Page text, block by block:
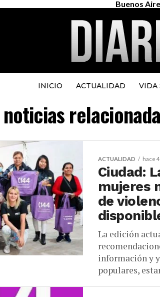
Buenos
INICIO ACTUALIDAD VIDA
noticias
ACTUALIDAD hace
Ciudad:
mujeres
de
La edición
información y
populares,